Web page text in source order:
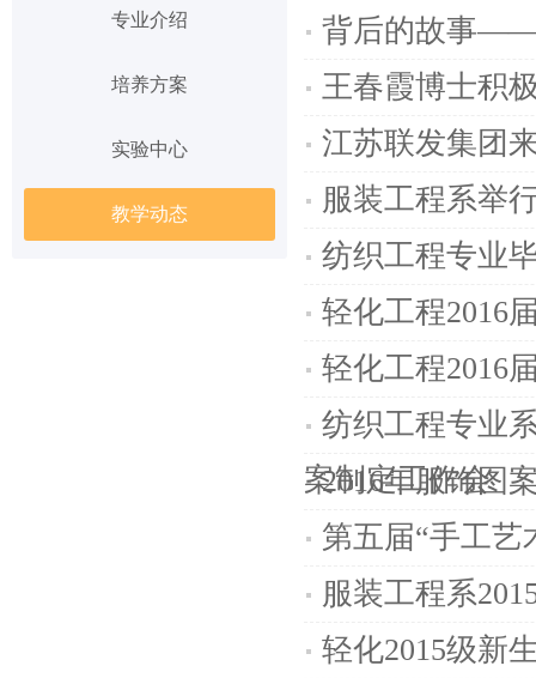
专业介绍
培养方案
实验中心
教学动态
背后的故事——
王春霞博士积
江苏联发集团
服装工程系举
纺织工程专业
轻化工程2016
轻化工程2016
纺织工程专业
案制定工作会
2016年服饰图
第五届“手工艺
服装工程系
轻化2015级新